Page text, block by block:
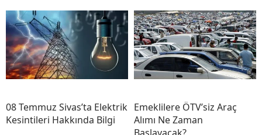
08 Temmuz Sivas’ta Elektrik
Kesintileri Hakkında Bilgi
Emeklilere ÖTV’siz Araç
Alımı Ne Zaman